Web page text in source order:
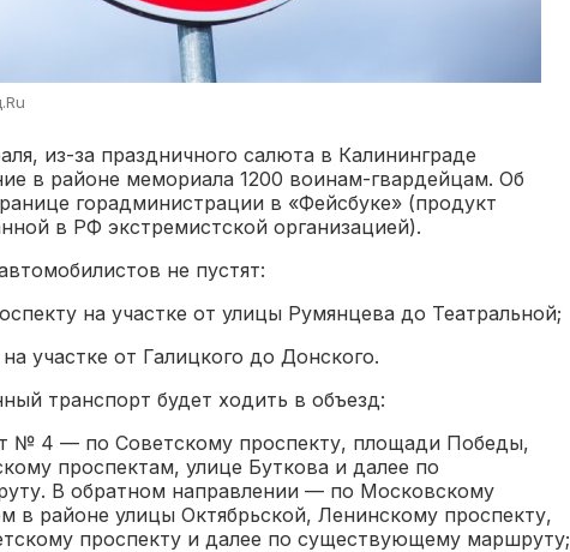
из-за праздничного салюта в Калининграде
в районе мемориала 1200 воинам-гвардейцам. Об
горадминистрации в «Фейсбуке» (продукт
в РФ экстремистской организацией).
не пустят:
на участке от улицы Румянцева до Театральной;
участке от Галицкого до Донского.
транспорт будет ходить в объезд:
№ 4 — по Советскому проспекту, площади Победы,
проспектам, улице Буткова и далее по
В обратном направлении — по Московскому
в районе улицы Октябрьской, Ленинскому проспекту,
проспекту и далее по существующему маршруту;